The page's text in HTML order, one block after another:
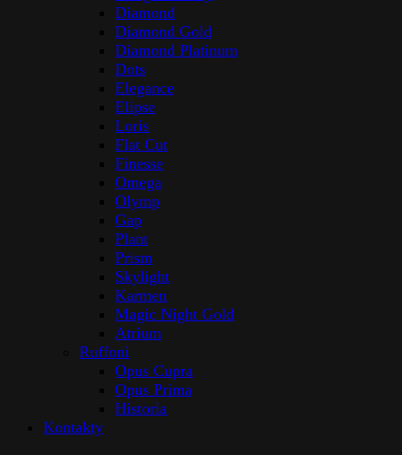
Diamond
Diamond Gold
Diamond Platinum
Dots
Elegance
Elipse
Loris
Flat Cut
Finesse
Omega
Olymp
Gap
Plant
Prism
Skylight
Karmen
Magic Night Gold
Atrium
Ruffoni
Opus Cupra
Opus Prima
Historia
Kontakty